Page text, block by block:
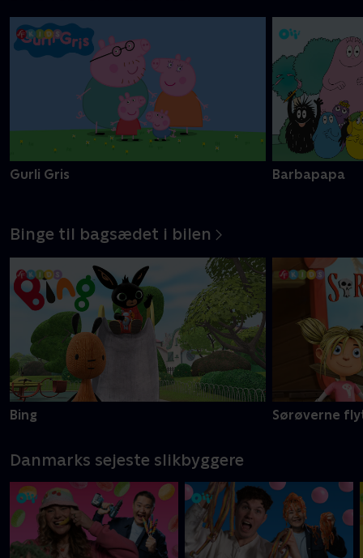
Gurli Gris Barbapapa
Binge til bagsædet i bilen
Bing Sørøverne
Danmarks sejeste slikbyggere